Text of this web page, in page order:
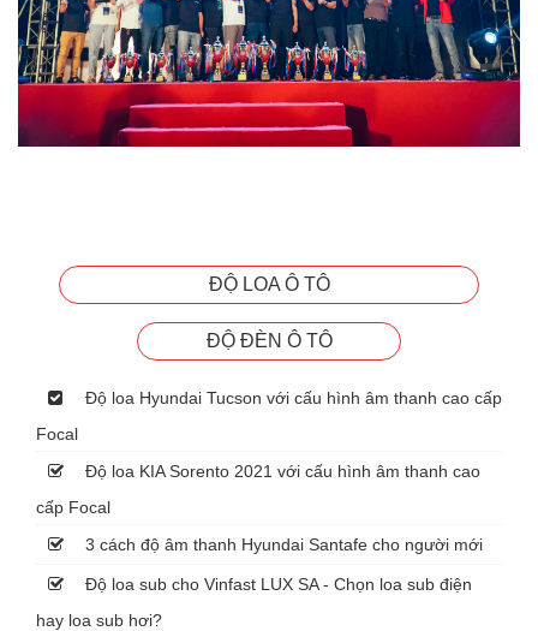
ĐỘ LOA Ô TÔ
ĐỘ ĐÈN Ô TÔ
Độ loa Hyundai Tucson với cấu hình âm thanh cao cấp
Focal
Độ loa KIA Sorento 2021 với cấu hình âm thanh cao
cấp Focal
3 cách độ âm thanh Hyundai Santafe cho người mới
Độ loa sub cho Vinfast LUX SA - Chọn loa sub điện
hay loa sub hơi?